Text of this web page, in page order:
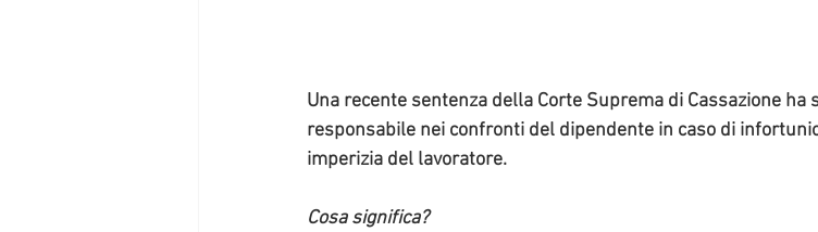
Una recente sentenza della Corte Suprema di Cassazione
responsabile nei confronti del dipendente in caso di
imperizia del lavoratore.
Cosa significa?